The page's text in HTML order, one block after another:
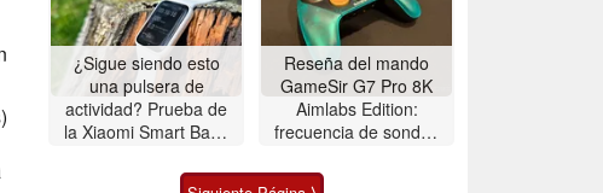
¿Sigue siendo esto
una pulsera de
actividad? Prueba de
la Xiaomi Smart Band
Reseña del mando
GameSir G7 Pro 8K
Aimlabs Edition:
frecuencia de sondeo
asequible